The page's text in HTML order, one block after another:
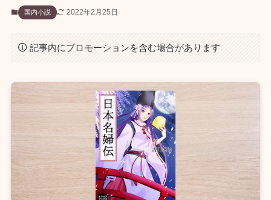
国内小説 2022年2月25日
記事内にプロモーションを含む場合があります